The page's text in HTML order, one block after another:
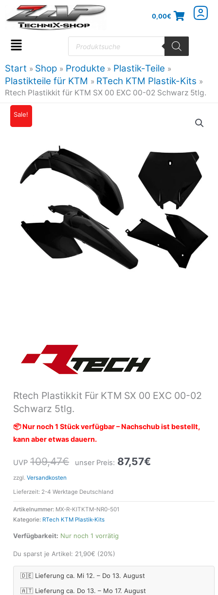
Inhalt
springen
0,00€
Flyout
Menu
Products
search
Start Shop Produkte
Plastik-Teile
Plastikteile für KTM
RTech KTM Plastik-Kits
Rtech Plastikkit für KTM SX 00 EXC 00-02 Schwarz 5tlg.
Sale!
Rtech Plastikkit Für KTM SX 00 EXC 00-02
Schwarz 5tlg.
📦 Nur noch 1 Stück verfügbar – Nachschub ist bestellt,
kann aber etwas dauern.
UVP 109,47€
war:
109,47€
unser Preis: 87,57€
Aktueller
ist:
zzgl. Versandkosten
Lieferzeit: 2-4 Werktage Deutschland
Artikelnummer: MX-R-KITKTM-NR0-501
Kategorie: RTech KTM Plastik-Kits
Verfügbarkeit: Nur noch 1 vorrätig
Du sparst je Artikel: 21,90€ (20%)
🇩🇪 Lieferung ca. Mi 12. – Do 13. August
🇦🇹 Lieferung ca. Do 13. – Mo 17. August
Rtech
Plastikkit
EXC
5tlg.
Menge